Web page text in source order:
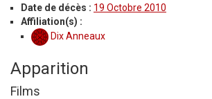
Date de décès : 19 Octobre 2010
Affiliation(s) :
Dix Anneaux
Apparition
Films